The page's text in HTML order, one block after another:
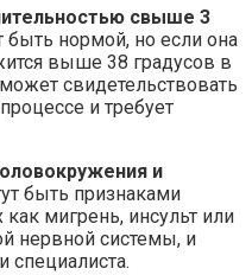
свыше 3
нормой, но если она
выше 38 градусов в
свидетельствовать
и требует
и
быть признаками
мигрень, инсульт или
нервной системы, и
специалиста.